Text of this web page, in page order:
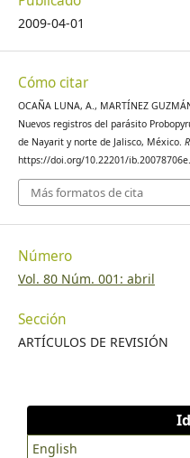
2009-04-01
Cómo citar
OCAÑA LUNA, A., MARTÍNEZ
Nuevos registros del parásito
de Nayarit y norte de Jalisco, México.
https://doi.org/10.22201/
Más formatos de cita
Número
Vol. 80 Núm. 001: abril
Sección
ARTÍCULOS DE REVISIÓN
English